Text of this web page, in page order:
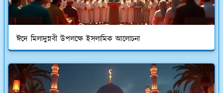
ঈদে মিলাদুন্নবী উপলক্ষে ইসলামিক আলোচনা